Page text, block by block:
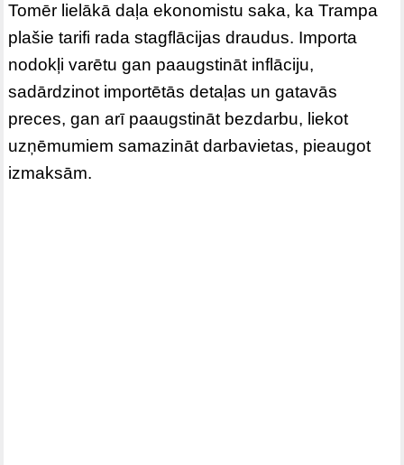
Tomēr lielākā daļa ekonomistu saka, ka Trampa
plašie tarifi rada stagflācijas draudus. Importa
nodokļi varētu gan paaugstināt inflāciju,
sadārdzinot importētās detaļas un gatavās
preces, gan arī paaugstināt bezdarbu, liekot
uzņēmumiem samazināt darbavietas, pieaugot
izmaksām.